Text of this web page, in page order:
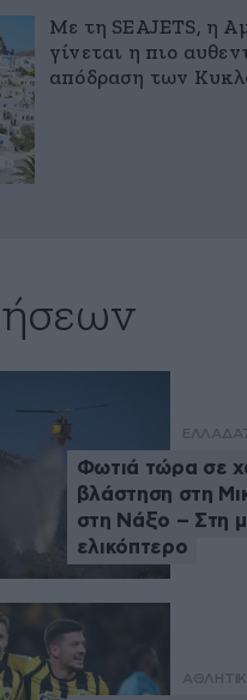
Με τη SEAJETS, η
γίνεται η πιο
απόδραση των
ΕΛΛΑΔΑ
Φωτιά τώρα σε
βλάστηση στη
στη Νάξο – Στη
ελικόπτερο